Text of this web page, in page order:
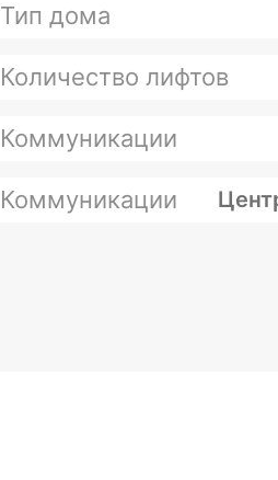
Тип дома
Количество лифтов
Коммуникации
Коммуникации